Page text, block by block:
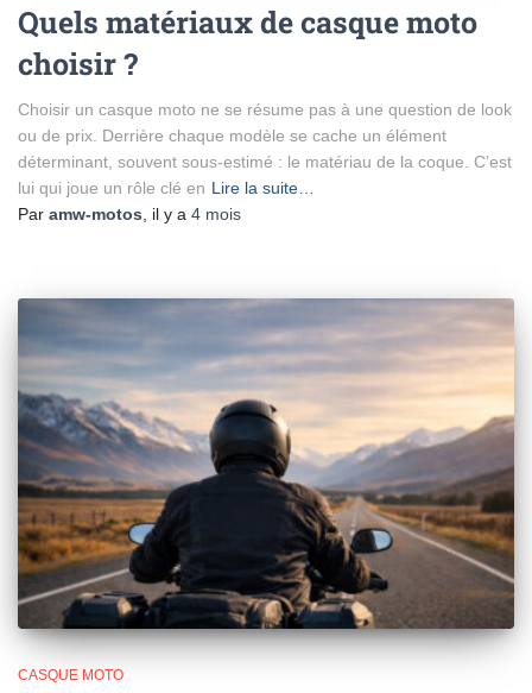
Quels matériaux de casque moto
choisir ?
Choisir un casque moto ne se résume pas à une question de look
ou de prix. Derrière chaque modèle se cache un élément
déterminant, souvent sous-estimé : le matériau de la coque. C’est
lui qui joue un rôle clé en Lire la suite…
Par amw-motos , il y a 4 mois
CASQUE MOTO